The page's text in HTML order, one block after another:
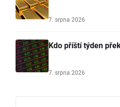
7. srpna 2026
Kdo příští týden
7. srpna 2026